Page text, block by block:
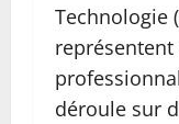
Technologie
déroule sur